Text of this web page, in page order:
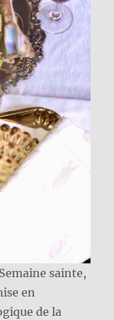
sainte,
en
de la